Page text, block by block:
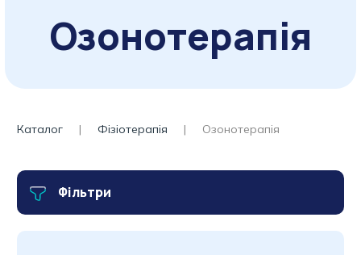
Озонотерапія
Каталог Фізіотерапія Озонотерапія
Фільтри